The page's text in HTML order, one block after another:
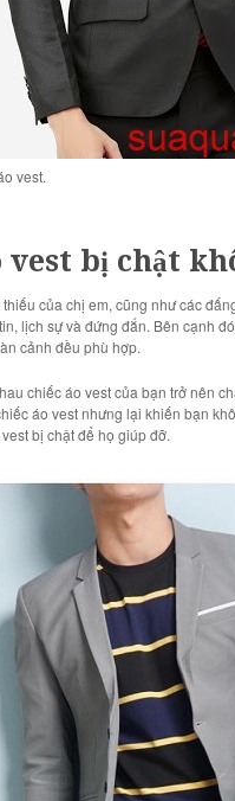
vest.
vest bị chật
của chị em, cũng như các
lịch sự và đứng đắn. Bên cạnh
cảnh đều phù hợp.
chiếc áo vest của bạn trở nên
áo vest nhưng lại khiến bạn
bị chật để họ giúp đỡ.